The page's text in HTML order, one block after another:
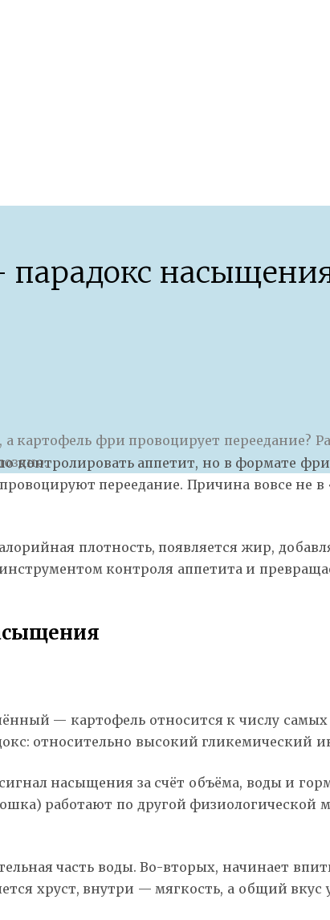
организма после 40 лет
картофель фри провоцирует переедание?
контролировать аппетит, но в формате
переедание. Причина вовсе не в
плотность, появляется жир,
контроля аппетита и
— картофель относится к числу
относительно высокий гликемический
насыщения за счёт объёма, воды и
работают по другой физиологической
часть воды. Во-вторых, начинает
хруст, внутри — мягкость, а общий